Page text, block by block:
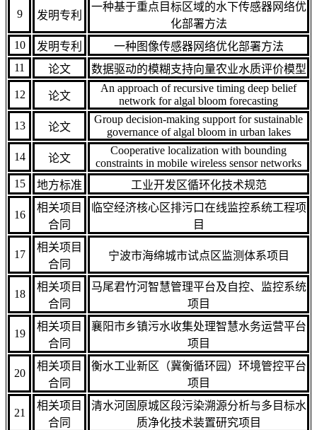
9 发明专利
一种基于重点目标区域的水下传感器网络优
化部署方法
10
发明专利
一种图像传感器网络优化部署方法
11
论文 数据驱动的模糊支持向量农业水质评价模型
12 论文
An approach of recursive timing deep belief
network for algal bloom forecasting
13 论文
Group decision-making support for sustainable
governance of algal bloom in urban lakes
14 论文
Cooperative localization with bounding
constraints in mobile wireless sensor networks
15
地方标准 工业开发区循环化技术规范
16
相关项目
合同
临空经济核心区排污口在线监控系统工程项
目
17
相关项目
合同
宁波市海绵城市试点区监测体系项目
18
相关项目
合同
马尾君竹河智慧管理平台及自控、监控系统
项目
19
相关项目
合同
襄阳市乡镇污水收集处理智慧水务运营平台
项目
20
相关项目
合同
衡水工业新区（冀衡循环园）环境管控平台
项目
21
相关项目
合同
清水河固原城区段污染溯源分析与多目标水
质净化技术装置研究项目